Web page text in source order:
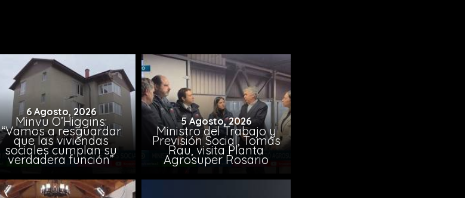
6 Agosto, 2026
Minvu O’Higgins:
“Vamos a resguardar
que las viviendas
sociales cumplan su
verdadera función”
5 Agosto, 2026
Ministro del Trabajo y
Previsión Social, Tomás
Rau, visita Planta
Agrosuper Rosario